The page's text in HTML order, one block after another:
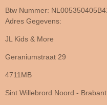
Btw Nummer:
Adres Gegevens:
JL Kids & More
Geraniumstraat 29
4711MB
Sint Willebrord Noord - Brabant